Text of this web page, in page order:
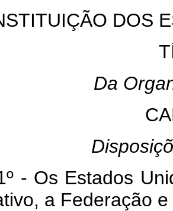
DOS
Da
- Os Estados
a Federação